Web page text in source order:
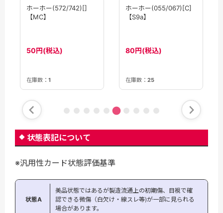
ホーホー(572/742)[]
【MC】
50円(税込)
在庫数： 1
ホーホー(055/067)[C]
【S9a】
80円(税込)
在庫数： 25
状態表記について
※汎用性カード状態評価基準
状態A
美品状態ではあるが製造流通上の初期傷、目視で確
認できる微傷（白欠け・線スレ等)が一部に見られる
場合があります。